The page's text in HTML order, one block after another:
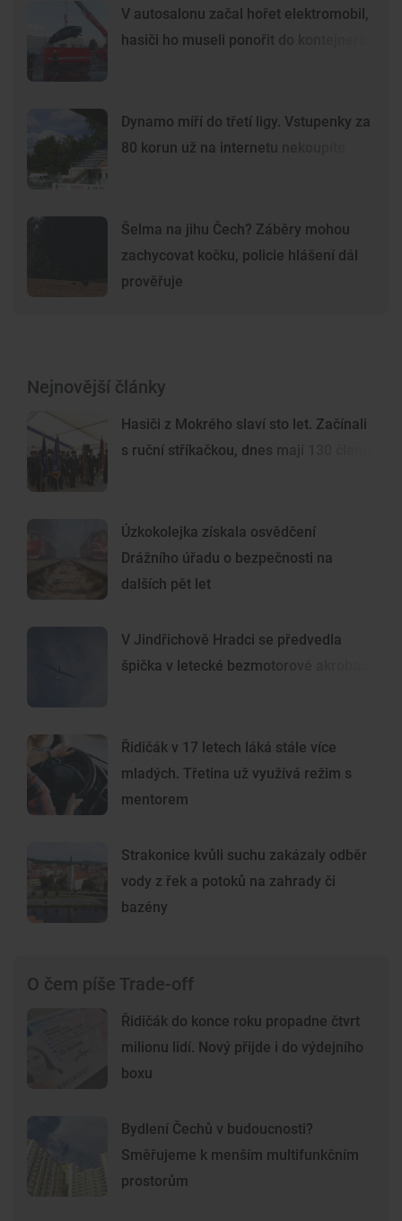
V autosalonu začal hořet elektromobil,
hasiči ho museli ponořit do kontejneru
Dynamo míří do třetí ligy. Vstupenky za
80 korun už na internetu nekoupíte
Šelma na jihu Čech? Záběry mohou
zachycovat kočku, policie hlášení dál
prověřuje
Nejnovější články
Hasiči z Mokrého slaví sto let. Začínali
s ruční stříkačkou, dnes mají 130 členů
Úzkokolejka získala osvědčení
Drážního úřadu o bezpečnosti na
dalších pět let
V Jindřichově Hradci se předvedla
špička v letecké bezmotorové akrobacii
Řidičák v 17 letech láká stále více
mladých. Třetina už využívá režim s
mentorem
Strakonice kvůli suchu zakázaly odběr
vody z řek a potoků na zahrady či
bazény
O čem píše Trade-off
Řidičák do konce roku propadne čtvrt
milionu lidí. Nový přijde i do výdejního
boxu
Bydlení Čechů v budoucnosti?
Směřujeme k menším multifunkčním
prostorům